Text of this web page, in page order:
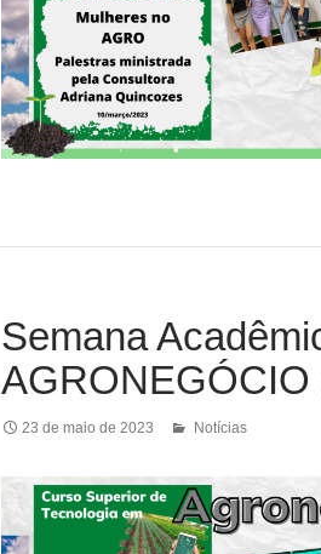
Semana
AGRONEGÓCIO
23 de maio de 2023 Notícias